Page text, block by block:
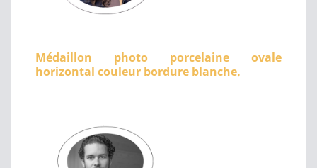
Médaillon photo porcelaine ovale
horizontal couleur bordure blanche.